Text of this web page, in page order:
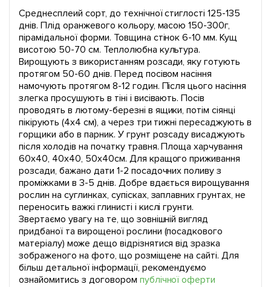
Среднесплеий сорт, до технічної стиглості 125-135
днів. Плід оранжевого кольору, масою 150-300г,
пірамідальної форми. Товщина стінок 6-10 мм. Кущ
висотою 50-70 см. Теплолюбна культура.
Вирощують з використанням розсади, яку готують
протягом 50-60 днів. Перед посівом насіння
намочують протягом 8-12 годин. Після цього насіння
злегка просушують в тіні і висівають. Посів
проводять в лютому-березні в ящики, потім сіянці
пікірують (4х4 см), а через три тижні пересаджують в
горщики або в парник. У грунт розсаду висаджують
після холодів на початку травня. Площа харчування
60х40, 40х40, 50х40см. Для кращого приживання
розсади, бажано дати 1-2 посадочних поливу з
проміжками в 3-5 днів. Добре вдається вирощування
рослин на суглинках, супісках, заплавних грунтах, не
переносить важкі глинисті і кислі грунти.
Звертаємо увагу на те, що зовнішній вигляд
придбаної та вирощеної рослини (посадкового
матеріалу) може дещо відрізнятися від зразка
зображеного на фото, що розміщене на сайті. Для
більш детальної інформації, рекомендуємо
ознайомитись з договором публічної оферти